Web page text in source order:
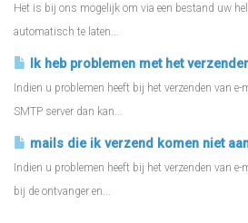
Het is bij ons mogelijk om via een bestand uw
automatisch te laten...
Ik heb problemen met het
Indien u problemen heeft bij het verzenden van
SMTP server dan kan...
mails die ik verzend komen niet
Indien u problemen heeft bij het verzenden van
bij de ontvanger en...